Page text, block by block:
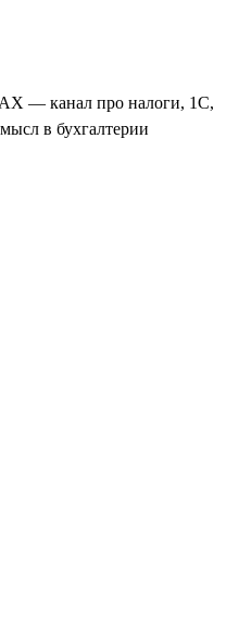
— канал про налоги, 1С,
в бухгалтерии